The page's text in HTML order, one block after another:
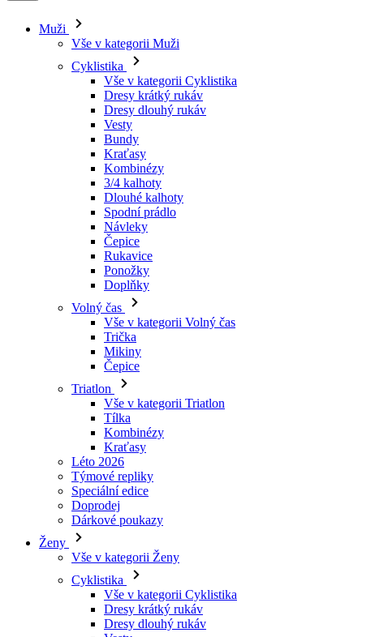
Dresy dlouhý rukáv
Vesty
Bundy
Kraťasy
Kombinézy
3/4 kalhoty
Dlouhé kalhoty
Spodní prádlo
Návleky
Čepice
Rukavice
Ponožky
Doplňky
Volný čas
Vše v kategorii Volný čas
Trička
Mikiny
Čepice
Triatlon
Vše v kategorii Triatlon
Tílka
Kombinézy
Kraťasy
Léto 2026
Týmové repliky
Speciální edice
Doprodej
Dárkové poukazy
Ženy
Vše v kategorii Ženy
Cyklistika
Vše v kategorii Cyklistika
Dresy dlouhý rukáv
Vesty
Bundy
Kraťasy
3/4 kalhoty
Dlouhé kalhoty